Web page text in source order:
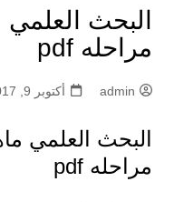
البحث
مراحله pdf
admin أكتوبر 9, 2017
البحث العلمي
مراحله pdf